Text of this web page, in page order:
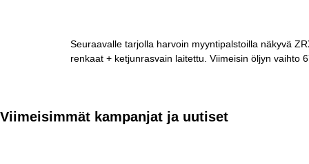
Seuraavalle tarjolla harvoin myyntipalstoilla näkyvä
renkaat + ketjunrasvain laitettu. Viimeisin öljyn vaihto
Viimeisimmät kampanjat ja uutiset